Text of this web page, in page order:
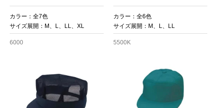
カラー：全7色
サイズ展開：M、L、LL、XL
6000
カラー：全6色
サイズ展開：M、L、LL
5500K